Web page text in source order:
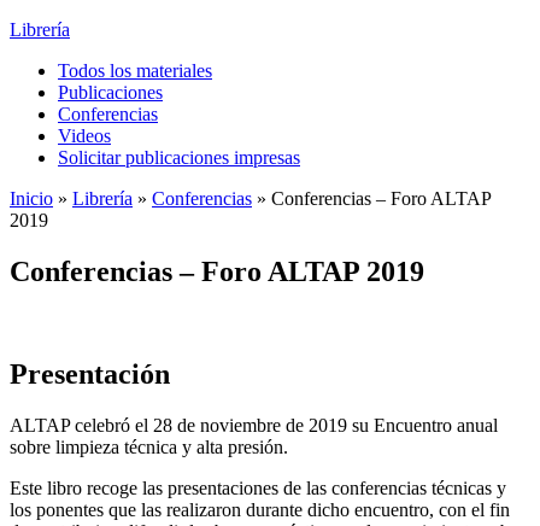
Librería
Todos los materiales
Publicaciones
Conferencias
Videos
Solicitar publicaciones impresas
Inicio » Librería » Conferencias » Conferencias – Foro ALTAP
2019
Conferencias – Foro ALTAP 2019
Presentación
ALTAP celebró el 28 de noviembre de 2019 su Encuentro anual
sobre limpieza técnica y alta presión.
Este libro recoge las presentaciones de las conferencias técnicas y
los ponentes que las realizaron durante dicho encuentro, con el fin